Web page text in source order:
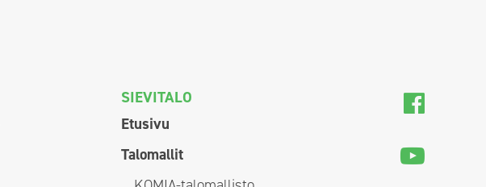
SIEVITALO
Etusivu
Talomallit